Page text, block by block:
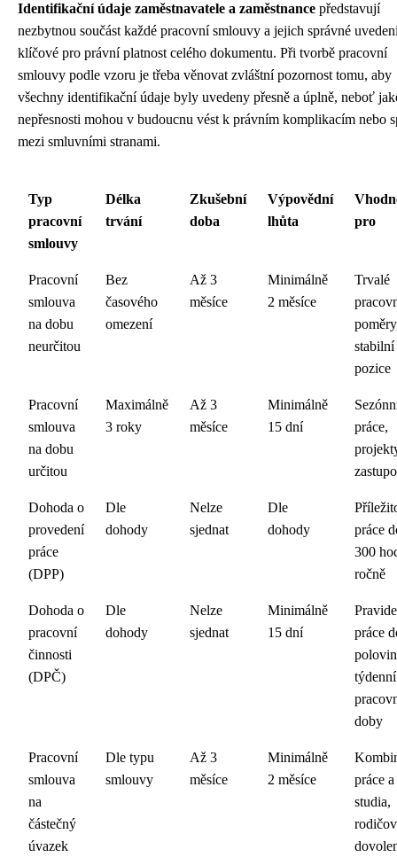
Identifikační údaje zaměstnavatele a zaměstnance představují
nezbytnou součást každé pracovní smlouvy a jejich správné
klíčové pro právní platnost celého dokumentu. Při tvorbě pracovní
smlouvy podle vzoru je třeba věnovat zvláštní pozornost tomu, aby
všechny identifikační údaje byly uvedeny přesně a úplně, neboť
nepřesnosti mohou v budoucnu vést k právním komplikacím nebo
mezi smluvními stranami.
Typ
pracovní
smlouvy
Délka
trvání
Zkušební
doba
Výpovědní
lhůta
pro
Pracovní
smlouva
na dobu
neurčitou
Bez
časového
omezení
Až 3
měsíce
Minimálně
2 měsíce
Trvalé
stabilní
pozice
Pracovní
smlouva
na dobu
určitou
Maximálně
3 roky
Až 3
měsíce
Minimálně
15 dní
práce,
Dohoda o
provedení
práce
(DPP)
Dle
dohody
Nelze
sjednat
Dle
dohody
práce
300
ročně
Dohoda o
pracovní
činnosti
(DPČ)
Dle
dohody
Nelze
sjednat
Minimálně
15 dní
práce
týdenní
doby
Pracovní
smlouva
na
částečný
úvazek
Dle typu
smlouvy
Až 3
měsíce
Minimálně
2 měsíce
práce a
studia,